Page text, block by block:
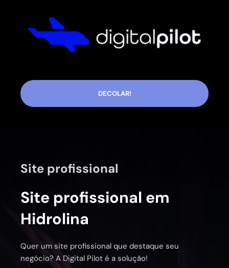
DECOLAR!
Site profissional
Site profissional em
Hidrolina
Quer um site profissional que destaque seu
negócio? A Digital Pilot é a solução!